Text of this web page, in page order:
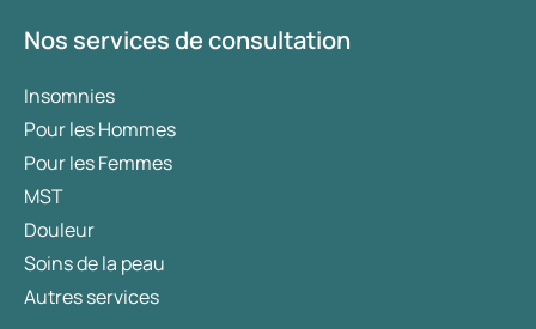
Nos services de consultation
Insomnies
Pour les Hommes
Pour les Femmes
MST
Douleur
Soins de la peau
Autres services